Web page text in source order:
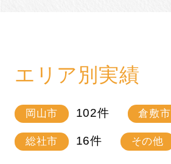
エリア別実績
岡山市 102件 倉敷市
総社市 16件 その他